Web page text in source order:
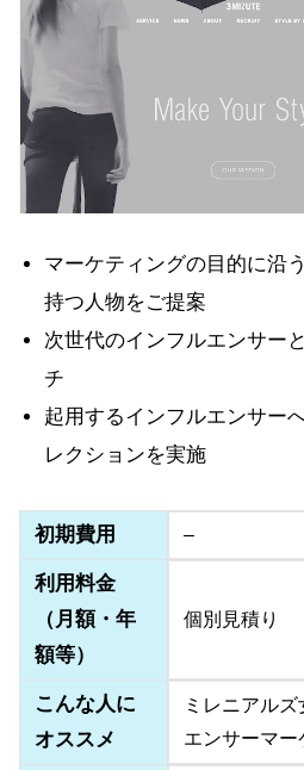
マーケティングの目的に沿
持つ人物をご提案
次世代のインフルエンサー
チ
起用するインフルエンサー
レクションを実施
初期費用 –
利用料金
（月額・年
額等）
個別見積り
こんな人に
オススメ
ミレニアル
エンサーマ